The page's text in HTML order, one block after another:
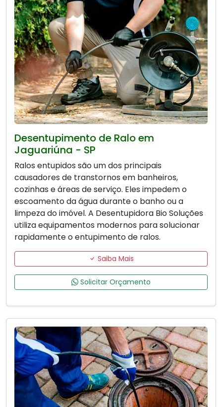
Desentupimento de Ralo em
Jaguariúna - SP
Ralos entupidos são um dos principais
causadores de transtornos em banheiros,
cozinhas e áreas de serviço. Eles impedem o
escoamento da água durante o banho ou a
limpeza do imóvel. A Desentupidora Bio Soluções
utiliza equipamentos modernos para solucionar
rapidamente o entupimento de ralos.
Saiba Mais
Solicitar Orçamento